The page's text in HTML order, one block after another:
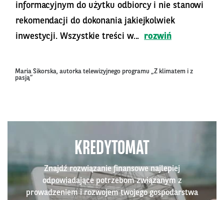
informacyjnym do użytku odbiorcy i nie stanowi
rekomendacji do dokonania jakiejkolwiek
inwestycji. Wszystkie treści w...
rozwiń
Maria Sikorska, autorka telewizyjnego programu „Z klimatem i z
pasją”
KREDYTOMAT
Znajdź rozwiązanie finansowe najlepiej
odpowiadające potrzebom związanym z
prowadzeniem i rozwojem twojego gospodarstwa